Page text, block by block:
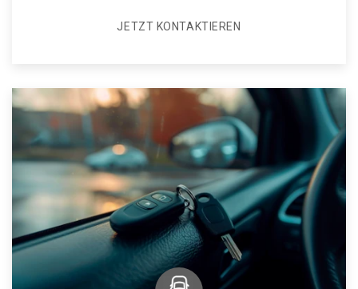
JETZT KONTAKTIEREN